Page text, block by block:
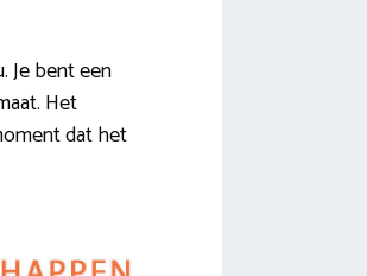
Je bent een
Het
dat het